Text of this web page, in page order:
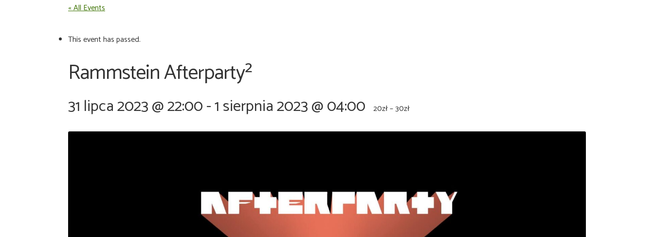
« All Events
This event has passed.
Rammstein Afterparty²
31 lipca 2023 @ 22:00-1 sierpnia 2023 @ 04:00 20zł – 30zł